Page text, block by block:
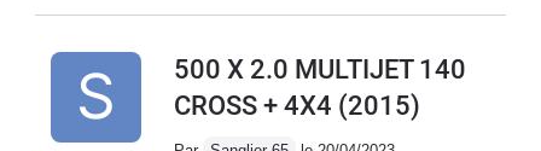
cesse... Je vais la revendre.
en concession. Plus gênant, 2 mois
mode dégradé. Retour en concession
en dépanneuse; problème de
500 X 2.0 MULTIJET 140
CROSS + 4X4 (2015)